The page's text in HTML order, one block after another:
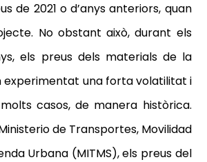
de 2021 o d’anys anteriors, quan
No obstant això, durant els
els preus dels materials de la
experimentat una forta volatilitat i
casos, de manera històrica.
de Transportes, Movilidad
Urbana (MITMS), els preus del